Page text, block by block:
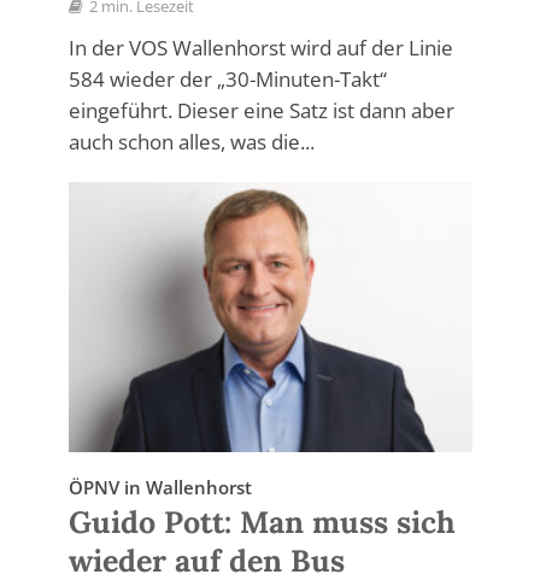
2 min. Lesezeit
In der VOS Wallenhorst wird auf der Linie
584 wieder der „30-Minuten-Takt“
eingeführt. Dieser eine Satz ist dann aber
auch schon alles, was die...
ÖPNV in Wallenhorst
Guido Pott: Man muss sich
wieder auf den Bus